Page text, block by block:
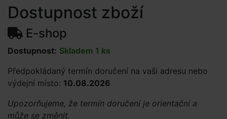
Dostupnost zboží
E-shop
Dostupnost: Skladem 1 ks
Předpokládaný termín doručení na vaši adresu nebo
výdejní místo: 10.08.2026
Upozorňujeme, že termín doručení je orientační a
může se změnit.